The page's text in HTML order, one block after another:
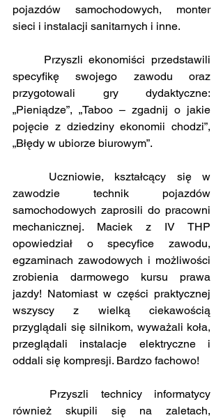
pojazdów samochodowych, monter
sieci i instalacji sanitarnych i inne.
specyfikę swojego zawodu oraz
przygotowali gry dydaktyczne:
„Pieniądze”, „Taboo – zgadnij o jakie
pojęcie z dziedziny ekonomii chodzi”,
„Błędy w ubiorze biurowym”.
zawodzie technik pojazdów
samochodowych zaprosili do pracowni
mechanicznej. Maciek z IV THP
opowiedział o specyfice zawodu,
egzaminach zawodowych i możliwości
zrobienia darmowego kursu prawa
jazdy! Natomiast w części praktycznej
wszyscy z wielką ciekawością
przyglądali się silnikom, wyważali koła,
przeglądali instalacje elektryczne i
oddali się kompresji. Bardzo fachowo!
również skupili się na zaletach,